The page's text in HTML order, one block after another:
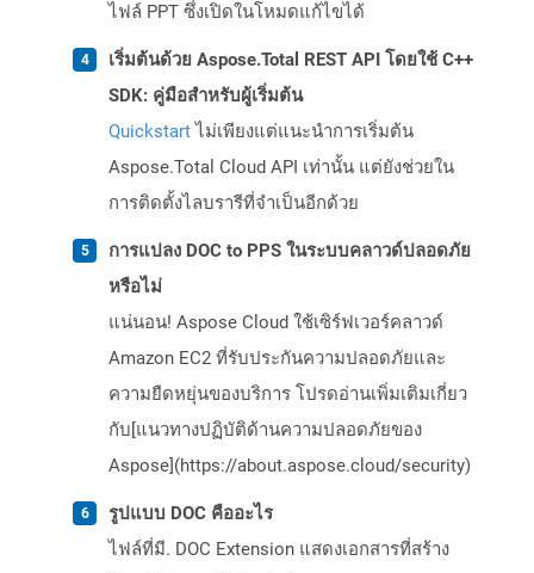
ไฟล์ PPT ซึ่งเปิดในโหมดแก้ไขได้
เริ่มต้นด้วย Aspose.Total REST API โดยใช้ C++
SDK: คู่มือสำหรับผู้เริ่มต้น
Quickstartไม่เพียงแต่แนะนำการเริ่มต้น
Aspose.Total Cloud API เท่านั้น แต่ยังช่วยใน
การติดตั้งไลบรารีที่จำเป็นอีกด้วย
การแปลง DOC to PPS ในระบบคลาวด์ปลอดภัย
หรือไม่
แน่นอน! Aspose Cloud ใช้เซิร์ฟเวอร์คลาวด์
Amazon EC2 ที่รับประกันความปลอดภัยและ
ความยืดหยุ่นของบริการ โปรดอ่านเพิ่มเติมเกี่ยว
กับ[แนวทางปฏิบัติด้านความปลอดภัยของ
Aspose](https://about.aspose.cloud/security)
รูปแบบ DOC คืออะไร
ไฟล์ที่มี. DOC Extension แสดงเอกสารที่สร้าง